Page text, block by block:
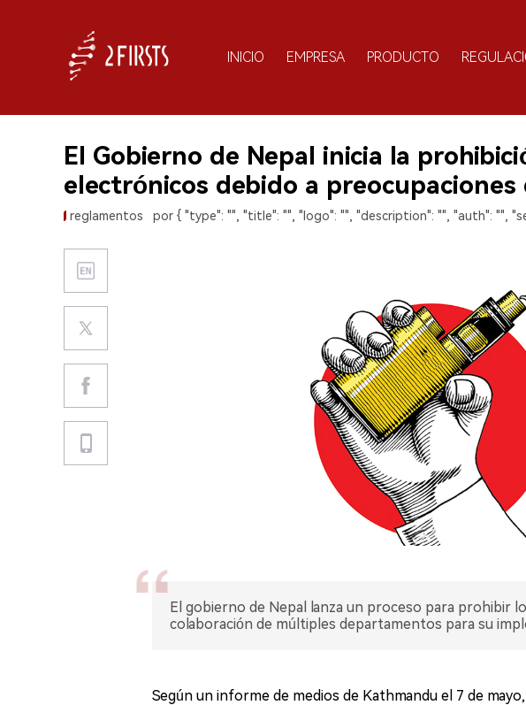
INICIO EMPRESA PRODUCTO
El Gobierno de Nepal inicia la
electrónicos debido a preocupaciones
reglamentos por { "type": "", "title": "", "logo": "", "description": "", "auth": "",
El gobierno de Nepal lanza un proceso para prohibir
colaboración de múltiples departamentos para su
Según un informe de medios de Kathmandu el 7 de